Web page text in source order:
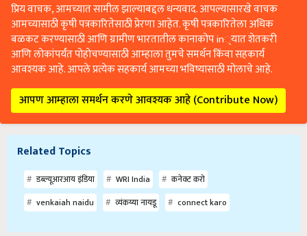
प्रिय वाचक, आमच्यात सामील झाल्याबद्दल धन्यवाद. आपल्यासारखे वाचक
आमच्यासाठी कृषी पत्रकारितेसाठी प्रेरणा आहेत. कृषी पत्रकारितेला अधिक
बळकट करण्यासाठी आणि ग्रामीण भारतातील कानाकोप in्यात शेतकरी
आणि लोकांपर्यंत पोहोचण्यासाठी आम्हाला तुमचे समर्थन किंवा सहकार्य
आवश्यक आहे. आपले प्रत्येक सहकार्य आमच्या भविष्यासाठी मोलाचे आहे.
आपण आम्हाला समर्थन करणे आवश्यक आहे (Contribute Now)
Related Topics
डब्ल्यूआरआय इंडिया WRI India
कनेक्ट करो
venkaiah naidu
व्यंकय्या नायडू connect karo